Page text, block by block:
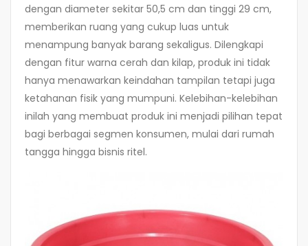
dengan diameter sekitar 50,5 cm dan tinggi 29 cm,
memberikan ruang yang cukup luas untuk
menampung banyak barang sekaligus. Dilengkapi
dengan fitur warna cerah dan kilap, produk ini tidak
hanya menawarkan keindahan tampilan tetapi juga
ketahanan fisik yang mumpuni. Kelebihan-kelebihan
inilah yang membuat produk ini menjadi pilihan tepat
bagi berbagai segmen konsumen, mulai dari rumah
tangga hingga bisnis ritel.